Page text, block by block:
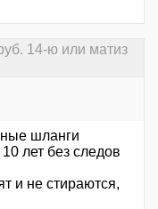
14-ю или матиз
шланги
лет без следов
и не стираются,